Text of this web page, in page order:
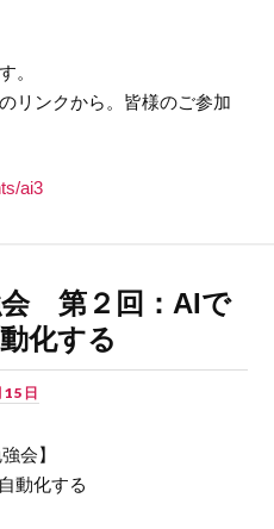
。
リンクから。皆様のご参加
ai3
第２回：AIで
化する
日
会】
動化する